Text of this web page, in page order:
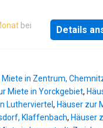
lichtdurchflutetes
Fenster -
sich jeweils über
beträgt 12,00 €/m²
Wohn- und
Küche und
mittlere
einen praktischen
bei
Details
Miete in Zentrum,
Miete in Yorckgebiet,
Lutherviertel , Häuser zur
Klaffenbach, Häuser